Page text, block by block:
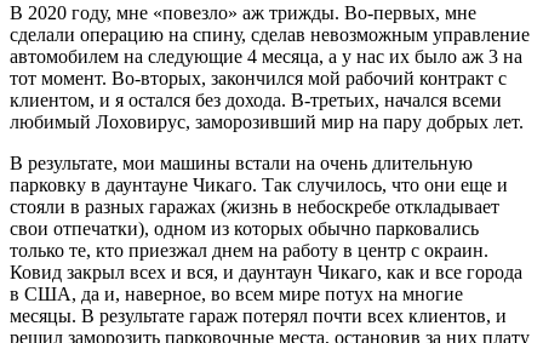
В 2020 году, мне «повезло» аж трижды. Во-первых, мне
сделали операцию на спину, сделав невозможным управление
автомобилем на следующие 4 месяца, а у нас их было аж 3 на
тот момент. Во-вторых, закончился мой рабочий контракт с
клиентом, и я остался без дохода. В-третьих, начался всеми
любимый Лоховирус, заморозивший мир на пару добрых лет.
В результате, мои машины встали на очень длительную
парковку в даунтауне Чикаго. Так случилось, что они еще и
стояли в разных гаражах (жизнь в небоскребе откладывает
свои отпечатки), одном из которых обычно парковались
только те, кто приезжал днем на работу в центр с окраин.
Ковид закрыл всех и вся, и даунтаун Чикаго, как и все города
в США, да и, наверное, во всем мире потух на многие
месяцы. В результате гараж потерял почти всех клиентов, и
решил заморозить парковочные места, остановив за них плату